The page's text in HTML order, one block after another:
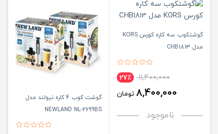
گوشتکوب سه کاره کورس KORS
مدل CHB1813
11,400,000 27٪
8,400,000 تومان
ناموجود
گوشت کوب 4 کاره نیولند مدل
NEWLAND NL-2699BS